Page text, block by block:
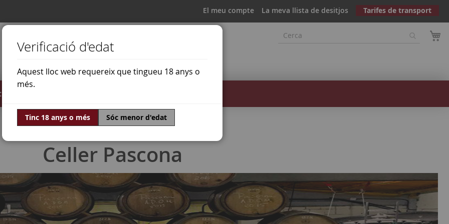
El meu compte La meva llista de desitjos Tarifes de transport
Celler Pascona
Verificació d'edat
Aquest lloc web requereix que tingueu 18 anys o
més.
Tinc 18 anys o més Sóc menor d'edat